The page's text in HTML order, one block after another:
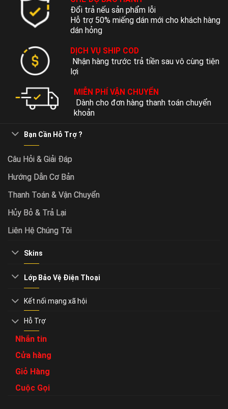
Đổi trả nếu sản phẩm lỗi
Hỗ trợ 50% miếng dán mới cho khách hàng
dán hỏng
DỊCH VỤ SHIP COD
Nhận hàng trước trả tiền sau vô cùng tiện
lợi
MIỄN PHÍ VẬN CHUYỂN
Dành cho đơn hàng thanh toán chuyển
khoản
Bạn Cần Hỗ Trợ ?
Câu Hỏi & Giải Đáp
Hướng Dẫn Cơ Bản
Thanh Toán & Vận Chuyển
Hủy Bỏ & Trả Lại
Liên Hệ Chúng Tôi
Skins
Lớp Bảo Vệ Điện Thoại
Kết nối mạng xã hội
Hỗ Trợ
Nhắn tin
Cửa hàng
Giỏ Hàng
Cuộc Gọi